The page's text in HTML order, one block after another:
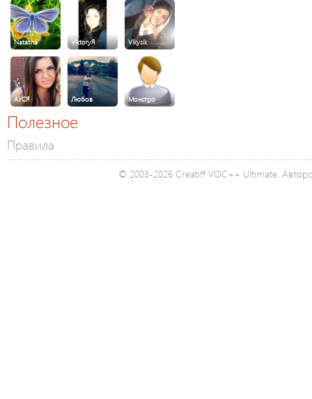
Natasha ViktoryЯ Vikysik
АУСЯ Любов Монстро
Полезное
Правила
© 2003-2026 Creatiff VOC++ Ultimate.